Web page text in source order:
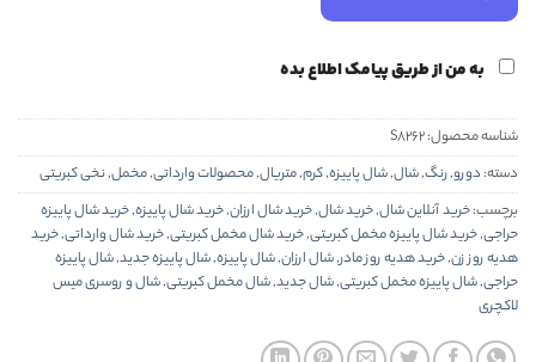
به من از طریق پیامک اطلاع بده
شناسه محصول:S8262
دسته: دورو,رنگ,شال,شال پاییزه,کرم,متریال,محصولات وارداتی,مخمل,نخی کبریتی
برچسب:خرید آنلاین شال,خرید شال,خرید شال ارزان,خرید شال پاییزه,خرید شال پاییزه
حراجی,خرید شال پاییزه مخمل کبریتی,خرید شال مخمل کبریتی,خرید شال وارداتی,خرید
هدیه روز زن,خرید هدیه روز مادر,شال ارزان,شال پاییزه,شال پاییزه جدید,شال پاییزه
حراجی,شال پاییزه مخمل کبریتی,شال جدید,شال مخمل کبریتی,شال و روسری میس
لاکچری